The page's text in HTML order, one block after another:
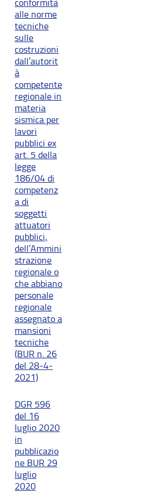
conformità
alle norme
tecniche
sulle
costruzioni
dall’autorit
à
competente
regionale in
materia
sismica per
lavori
pubblici ex
art. 5 della
legge
186/04 di
competenz
a di
soggetti
attuatori
pubblici,
dell’Ammini
strazione
regionale o
che abbiano
personale
regionale
assegnato a
mansioni
tecniche
(BUR n. 26
del 28-4-
2021)
DGR 596
del 16
luglio 2020
in
pubblicazio
ne BUR 29
luglio
2020